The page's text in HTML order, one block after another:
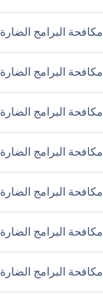
مكافحة البرامج الضارة
مكافحة البرامج الضارة
مكافحة البرامج الضارة
مكافحة البرامج الضارة
مكافحة البرامج الضارة
مكافحة البرامج الضارة
مكافحة البرامج الضارة